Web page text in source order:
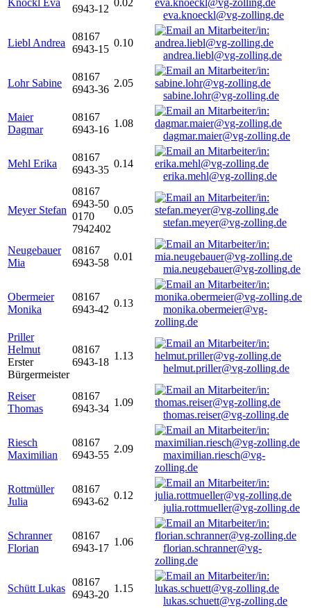
Knöckl Eva
6943-12
0.02
eva.knoeckl@vg-zolling.de
Liebl Andrea
08167
6943-15
0.10
andrea.liebl@vg-zolling.de
Lohr Sabine
08167
6943-36
2.05
sabine.lohr@vg-zolling.de
Maier
Dagmar
08167
6943-16
1.08
dagmar.maier@vg-zolling.de
Mehl Erika
08167
6943-35
0.14
erika.mehl@vg-zolling.de
Meyer Stefan
08167
6943-50
0170
7942402
0.05
stefan.meyer@vg-zolling.de
Neugebauer
Mia
08167
6943-58
0.01
mia.neugebauer@vg-zolling.de
Obermeier
Monika
08167
6943-42
0.13
monika.obermeier@vg-
zolling.de
Priller
Helmut
Erster
Bürgermeister
08167
6943-18
1.13
helmut.priller@vg-zolling.de
Reiser
Thomas
08167
6943-34
1.09
thomas.reiser@vg-zolling.de
Riesch
Maximilian
08167
6943-55
2.09
maximilian.riesch@vg-
zolling.de
Rottmüller
Julia
08167
6943-62
0.12
julia.rottmueller@vg-zolling.de
Schranner
Florian
08167
6943-17
1.06
florian.schranner@vg-
zolling.de
Schütt Lukas
08167
6943-20
1.15
lukas.schuett@vg-zolling.de